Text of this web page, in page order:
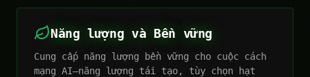
Năng lượng và Bền vững
Cung cấp năng lượng bền vững cho cuộc cách
mạng AI—năng lượng tái tạo, tùy chọn hạt